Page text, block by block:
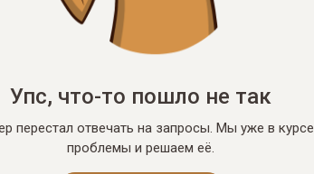
Упс, что-то пошло не так
перестал отвечать на запросы. Мы уже в курсе
проблемы и решаем её.